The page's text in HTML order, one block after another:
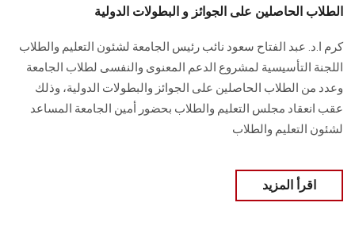
الزائـرون
الطلاب الحاصلين على الجوائز و البطولات الدولية
كرم ا.د. عبد الفتاح سعود نائب رئيس الجامعة لشئون التعليم والطلاب
اللجنة التأسيسية لمشروع الدعم المعنوى والنفسى لطلاب الجامعة
وعدد من الطلاب الحاصلين على الجوائز والبطولات الدولية، وذلك
عقب انعقاد مجلس التعليم والطلاب بحضور أمين الجامعة المساعد
لشئون التعليم والطلاب
اقرأ المزيد